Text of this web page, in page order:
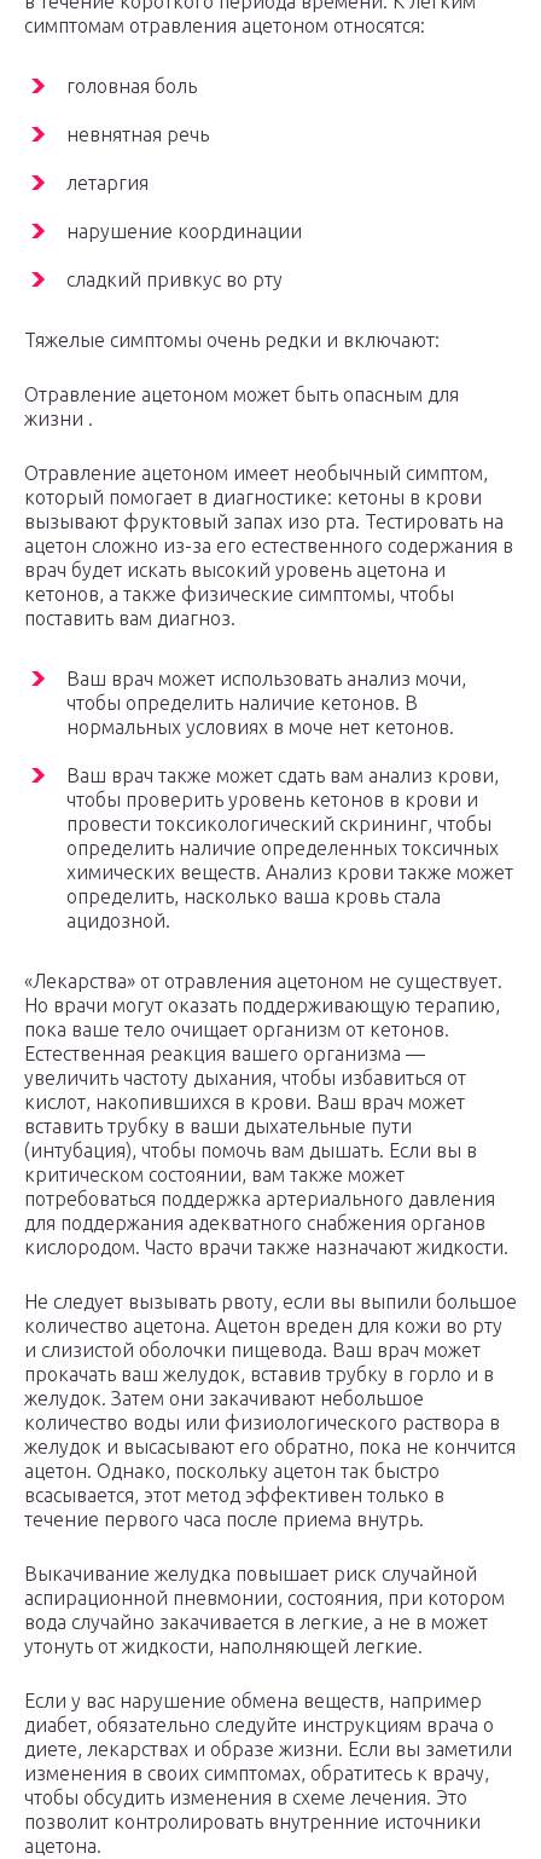
симптомам отравления ацетоном относятся:
головная боль
невнятная речь
летаргия
нарушение координации
сладкий привкус во рту
Тяжелые симптомы очень редки и включают:
Отравление ацетоном может быть опасным для
жизни .
Отравление ацетоном имеет необычный симптом,
который помогает в диагностике: кетоны в крови
вызывают фруктовый запах изо рта. Тестировать на
ацетон сложно из-за его естественного содержания в
врач будет искать высокий уровень ацетона и
кетонов, а также физические симптомы, чтобы
поставить вам диагноз.
Ваш врач может использовать анализ мочи,
чтобы определить наличие кетонов. В
нормальных условиях в моче нет кетонов.
Ваш врач также может сдать вам анализ крови,
чтобы проверить уровень кетонов в крови и
провести токсикологический скрининг, чтобы
определить наличие определенных токсичных
химических веществ. Анализ крови также может
определить, насколько ваша кровь стала
ацидозной.
«Лекарства» от отравления ацетоном не существует.
Но врачи могут оказать поддерживающую терапию,
пока ваше тело очищает организм от кетонов.
Естественная реакция вашего организма —
увеличить частоту дыхания, чтобы избавиться от
кислот, накопившихся в крови. Ваш врач может
вставить трубку в ваши дыхательные пути
(интубация), чтобы помочь вам дышать. Если вы в
критическом состоянии, вам также может
потребоваться поддержка артериального давления
для поддержания адекватного снабжения органов
кислородом. Часто врачи также назначают жидкости.
Не следует вызывать рвоту, если вы выпили большое
количество ацетона. Ацетон вреден для кожи во рту
и слизистой оболочки пищевода. Ваш врач может
прокачать ваш желудок, вставив трубку в горло и в
желудок. Затем они закачивают небольшое
количество воды или физиологического раствора в
желудок и высасывают его обратно, пока не кончится
ацетон. Однако, поскольку ацетон так быстро
всасывается, этот метод эффективен только в
течение первого часа после приема внутрь.
Выкачивание желудка повышает риск случайной
аспирационной пневмонии, состояния, при котором
вода случайно закачивается в легкие, а не в может
утонуть от жидкости, наполняющей легкие.
Если у вас нарушение обмена веществ, например
диабет, обязательно следуйте инструкциям врача о
диете, лекарствах и образе жизни. Если вы заметили
изменения в своих симптомах, обратитесь к врачу,
чтобы обсудить изменения в схеме лечения. Это
позволит контролировать внутренние источники
ацетона.